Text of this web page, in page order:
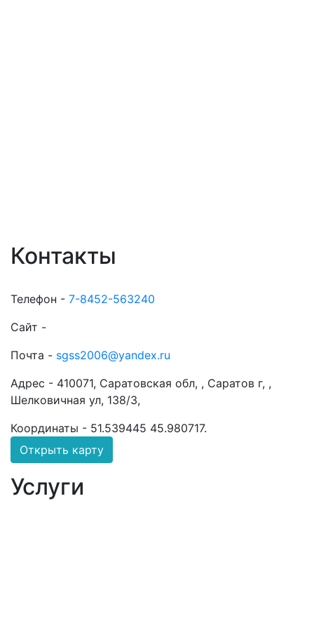
Контакты
Телефон - 7-8452-563240
Сайт -
Почта - sgss2006@yandex.ru
Адрес - 410071, Саратовская обл, , Саратов г, ,
Шелковичная ул, 138/3,
Координаты - 51.539445 45.980717.
Открыть карту
Услуги